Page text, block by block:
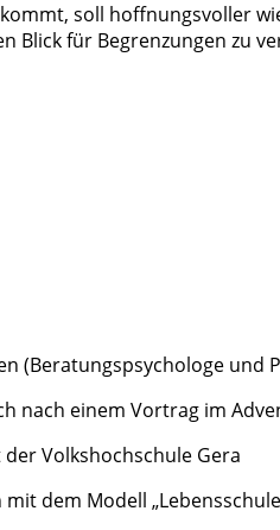
soll hoffnungsvoller
Blick für Begrenzungen zu
(Beratungspsychologe und
nach einem Vortrag im
Volkshochschule Gera
dem Modell